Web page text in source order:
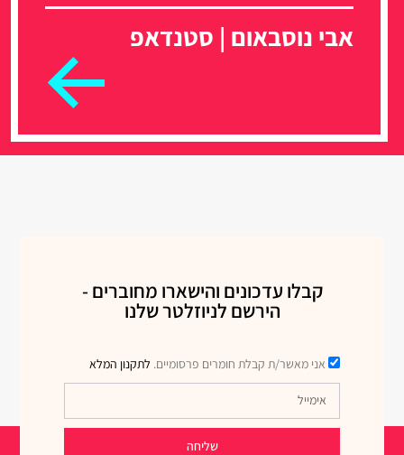
אבי נוסבאום | סטנדאפ
קבלו עדכונים והישארו מחוברים -
הירשם לניוזלטר שלנו
אני מאשר/ת קבלת חומרים פרסומיים. לתקנון המלא
שליחה